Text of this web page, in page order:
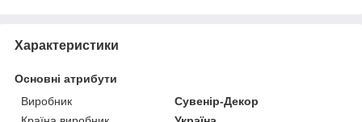
Характеристики
Основні атрибути
Виробник
Сувенір-Декор